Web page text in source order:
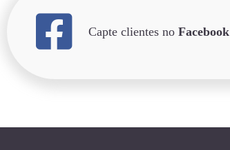
Capte clientes no Facebook